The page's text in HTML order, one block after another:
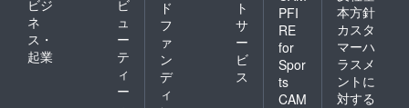
ビジ
ネ
ス・
起業
ビ
ュ
ー
テ
ィ
ー
ド
フ
ァ
ン
デ
ィ
ト
サ
ー
ビ
ス
PFI
RE
for
Spor
ts
CAM
本方針
カスタ
マーハ
ラスメ
ントに
対する